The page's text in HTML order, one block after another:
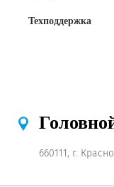
Техподдержка
660111, г.